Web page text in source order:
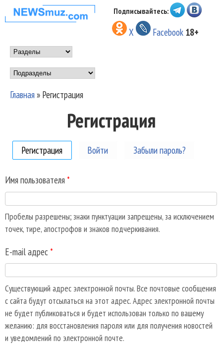
Перейти к основному
содержанию
НОВОСТИ
МУЗЫКИ И
ШОУ БИЗНЕСА
NEWSMUZ.COM
Подписывайтесь:
X Facebook 18+
Main menu
Подразделы
Главная» Регистрация
Регистрация
Регистрация (активная вкладка)
Войти Забыли пароль?
Имя пользователя *
Пробелы разрешены; знаки пунктуации запрещены, за исключением
точек, тире, апострофов и знаков подчеркивания.
E-mail адрес *
Существующий адрес электронной почты. Все почтовые сообщения
с сайта будут отсылаться на этот адрес. Адрес электронной почты
не будет публиковаться и будет использован только по вашему
желанию: для восстановления пароля или для получения новостей
и уведомлений по электронной почте.